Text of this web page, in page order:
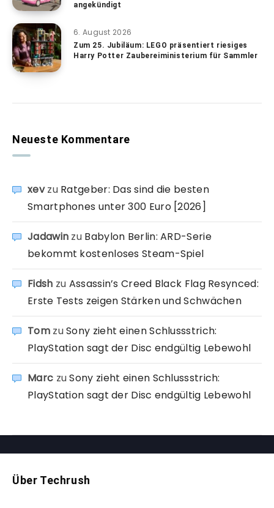
angekündigt
6. August 2026
Zum 25. Jubiläum: LEGO präsentiert riesiges
Harry Potter Zaubereiministerium für Sammler
Neueste Kommentare
xevzu Ratgeber: Das sind die besten
Smartphones unter 300 Euro [2026]
Jadawin zu Babylon Berlin: ARD-Serie
bekommt kostenloses Steam-Spiel
Fidsh zu Assassin’s Creed Black Flag Resynced:
Erste Tests zeigen Stärken und Schwächen
TomzuSony zieht einen Schlussstrich:
PlayStation sagt der Disc endgültig Lebewohl
Marc zuSony zieht einen Schlussstrich:
PlayStation sagt der Disc endgültig Lebewohl
Über Techrush